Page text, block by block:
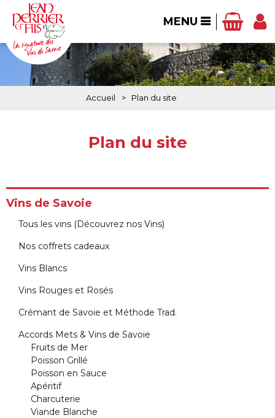
MENU
Accueil > Plan du site
Plan du site
Vins de Savoie
Tous les vins (Découvrez nos Vins)
Nos coffrets cadeaux
Vins Blancs
Vins Rouges et Rosés
Crémant de Savoie et Méthode Trad.
Accords Mets & Vins de Savoie
Fruits de Mer
Poisson Grillé
Poisson en Sauce
Apéritif
Charcuterie
Viande Blanche